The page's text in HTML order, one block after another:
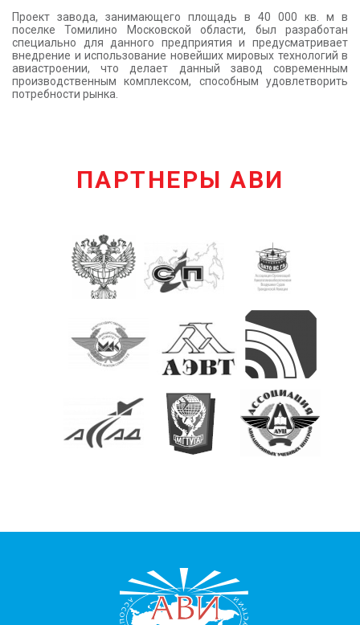
Проект завода, занимающего площадь в 40 000 кв. м в
поселке Томилино Московской области, был разработан
специально для данного предприятия и предусматривает
внедрение и использование новейших мировых технологий в
авиастроении, что делает данный завод современным
производственным комплексом, способным удовлетворить
потребности рынка.
ПАРТНЕРЫ АВИ